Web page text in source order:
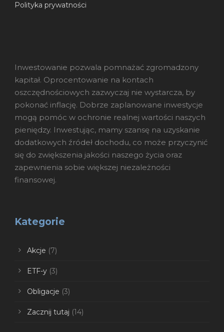
Polityka prywatności
Inwestowanie pozwala pomnażać zgromadzony
kapitał. Oprocentowanie na kontach
oszczędnościowych zazwyczaj nie wystarcza, by
pokonać inflację. Dobrze zaplanowane inwestycje
mogą pomóc w ochronie realnej wartości naszych
pieniędzy. Inwestując, mamy szansę na uzyskanie
dodatkowych źródeł dochodu, co może przyczynić
się do zwiększenia jakości naszego życia oraz
zapewnienia sobie większej niezależności
finansowej.
Kategorie
Akcje (7)
ETF-y (3)
Obligacje (3)
Zacznij tutaj (14)